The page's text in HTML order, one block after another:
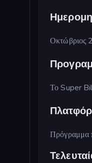
Οκτώβριος
Το Super
Πρόγραμμα